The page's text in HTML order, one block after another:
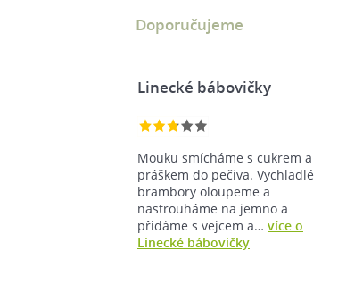
Doporučujeme
Linecké bábovičky
Mouku smícháme s cukrem a
práškem do pečiva. Vychladlé
brambory oloupeme a
nastrouháme na jemno a
přidáme s vejcem a… více o
Linecké bábovičky